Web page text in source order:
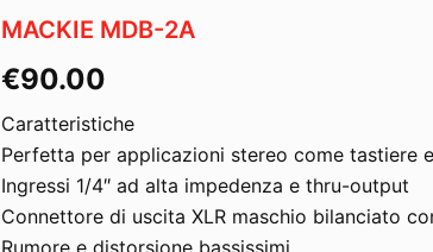
MACKIE MDB-2A
€90.00
Caratteristiche
Perfetta per applicazioni stereo come tastiere
Ingressi 1/4″ ad alta impedenza e thru-output
Connettore di uscita XLR maschio bilanciato
Rumore e distorsione bassissimi